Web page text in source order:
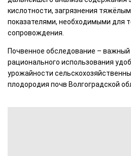
кислотности, загрязнения
показателями, необходимыми для
сопровождения.
Почвенное обследование – важный
рационального использования
урожайности
плодородия почв Волгоградской